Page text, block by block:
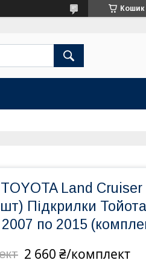
Кошик
Land Cruiser
Підкрилки
2007 по 2015
2 660 ₴/комплект